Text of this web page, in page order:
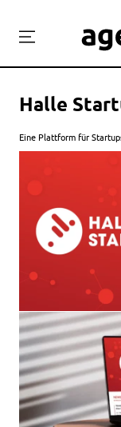
Halle
Eine Plattform für